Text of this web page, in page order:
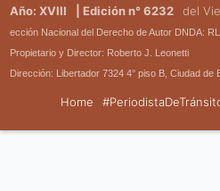
Año: XVIII | Edición n° 6232 del
ección Nacional del Derecho de Autor DNDA:
Propietario y Director: Roberto J. Leonetti
Dirección: Libertador 7324 4° piso B, Ciudad de
Home